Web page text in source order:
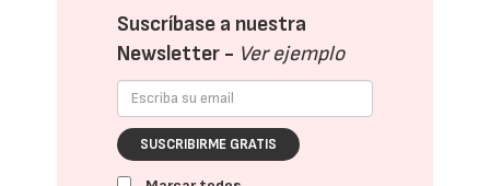
Suscríbase a nuestra
Newsletter - Ver ejemplo
SUSCRIBIRME GRATIS